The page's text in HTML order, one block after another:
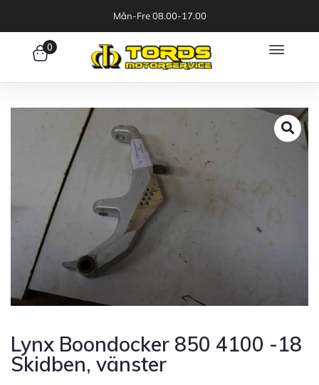
Mån-Fre 08.00-17.00
0
Lynx Boondocker 850 4100 -18
Skidben, vänster